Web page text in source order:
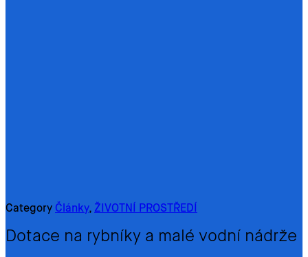
Category Články, ŽIVOTNÍ PROSTŘEDÍ
Dotace na rybníky a malé vodní nádrže